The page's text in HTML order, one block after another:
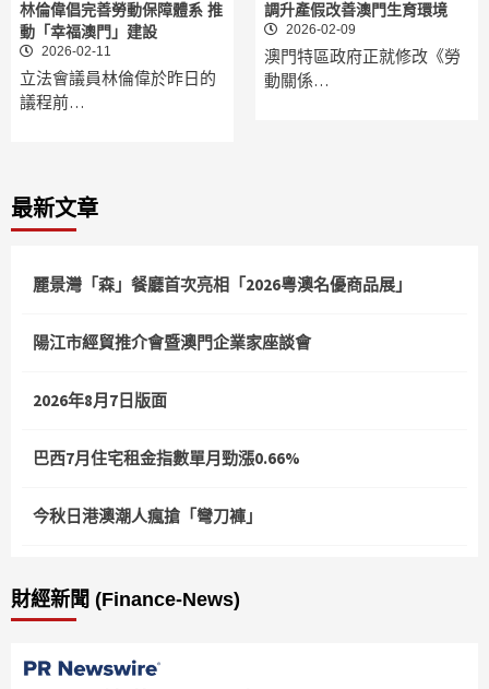
林倫偉倡完善勞動保障體系 推
動「幸福澳門」建設
2026-02-11
立法會議員林倫偉於昨日的
議程前…
調升產假改善澳門生育環境
2026-02-09
澳門特區政府正就修改《勞
動關係…
最新文章
麗景灣「森」餐廳首次亮相「2026粵澳名優商品展」
陽江市經貿推介會暨澳門企業家座談會
2026年8月7日版面
巴西7月住宅租金指數單月勁漲0.66%
今秋日港澳潮人瘋搶「彎刀褲」
財經新聞 (Finance-News)